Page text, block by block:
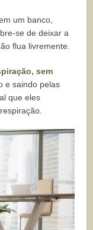
um banco,
se de deixar a
flua livremente.
sem
e saindo pelas
que eles